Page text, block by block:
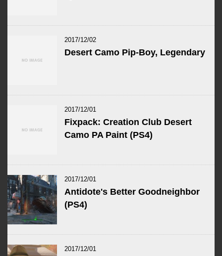
2017/12/02
Desert Camo Pip-Boy, Legendary
2017/12/01
Fixpack: Creation Club Desert
Camo PA Paint (PS4)
2017/12/01
Antidote's Better Goodneighbor
(PS4)
2017/12/01